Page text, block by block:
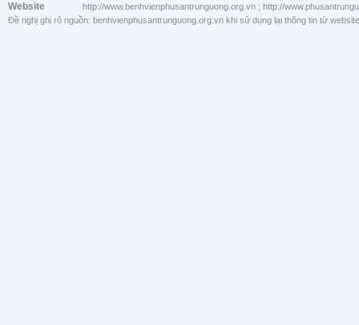
Website
http://www.benhvienphusantrunguong.org.vn ; http://
Đề nghị ghi rõ nguồn: benhvienphusantrunguong.org.vn khi sử dụng lại thông tin từ